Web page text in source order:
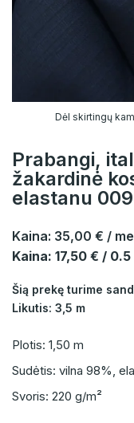
Dėl skirtingų
Prabangi,
žakardinė
elastanu
Kaina: 35,00 € /
Kaina: 17,50 € / 0.5
Šią prekę turime
Likutis: 3,5 m
Plotis: 1,50 m
Sudėtis: vilna 98%,
Svoris: 220 g/m²